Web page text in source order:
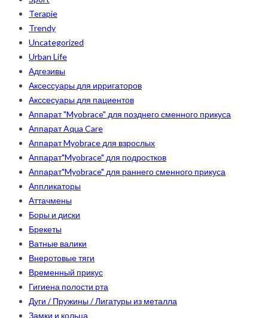
Terapie
Trendy
Uncategorized
Urban Life
Адгезивы
Аксессуары для ирригаторов
Акссесуары для пациентов
Аппарат "Myobrace" для позднего сменного прикуса
Аппарат Aqua Care
Аппарат Myobrace для взрослых
Аппарат"Myobrace" для подростков
Аппарат"Myobrace" для раннего сменного прикуса
Аппликаторы
Аттачмены
Боры и диски
Брекеты
Ватные валики
Внеротовые тяги
Временный прикус
Гигиена полости рта
Дуги / Пружины / Лигатуры из металла
Замки и кольца